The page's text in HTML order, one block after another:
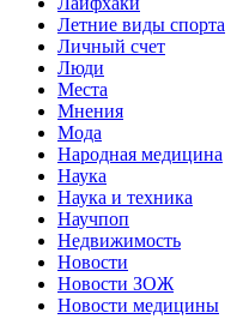
Летние виды спорта
Личный счет
Люди
Места
Мнения
Мода
Народная медицина
Наука
Наука и техника
Научпоп
Недвижимость
Новости
Новости ЗОЖ
Новости медицины